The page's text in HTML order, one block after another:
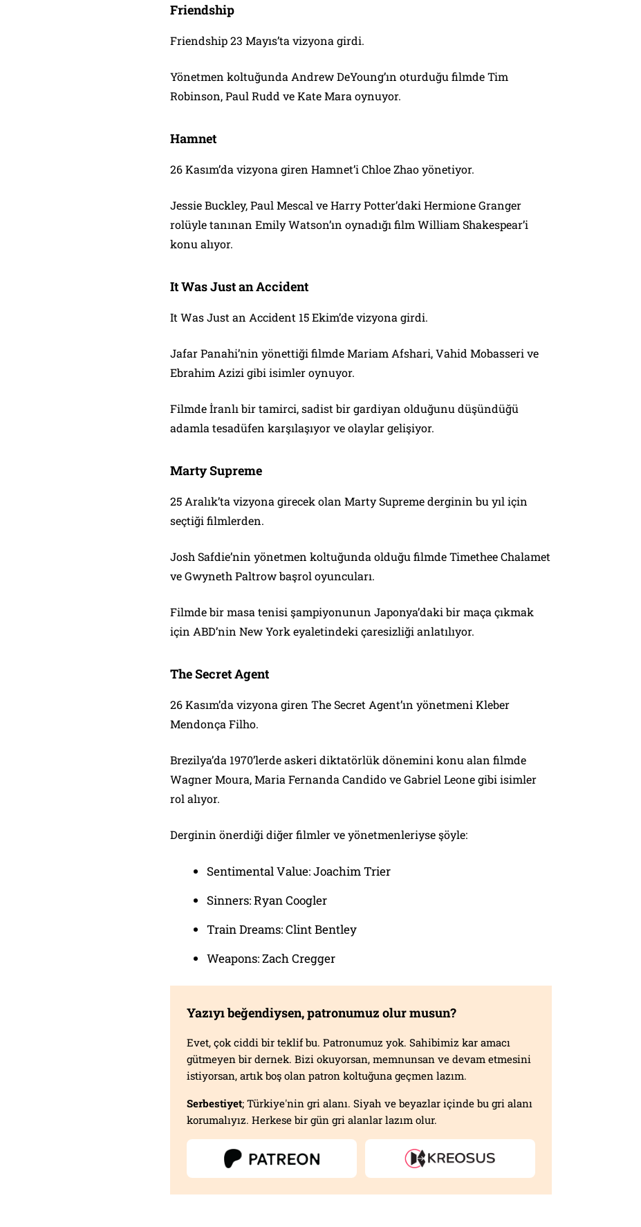
Friendship
Friendship 23 Mayıs’ta vizyona girdi.
Yönetmen koltuğunda Andrew DeYoung’ın oturduğu filmde Tim
Robinson, Paul Rudd ve Kate Mara oynuyor.
Hamnet
26 Kasım’da vizyona giren Hamnet’i Chloe Zhao yönetiyor.
Jessie Buckley, Paul Mescal ve Harry Potter’daki Hermione Granger
rolüyle tanınan Emily Watson’ın oynadığı film William Shakespear’i
konu alıyor.
It Was Just an Accident
It Was Just an Accident 15 Ekim’de vizyona girdi.
Jafar Panahi’nin yönettiği filmde Mariam Afshari, Vahid Mobasseri ve
Ebrahim Azizi gibi isimler oynuyor.
Filmde İranlı bir tamirci, sadist bir gardiyan olduğunu düşündüğü
adamla tesadüfen karşılaşıyor ve olaylar gelişiyor.
Marty Supreme
25 Aralık’ta vizyona girecek olan Marty Supreme derginin bu yıl için
seçtiği filmlerden.
Josh Safdie’nin yönetmen koltuğunda olduğu filmde Timethee Chalamet
ve Gwyneth Paltrow başrol oyuncuları.
Filmde bir masa tenisi şampiyonunun Japonya’daki bir maça çıkmak
için ABD’nin New York eyaletindeki çaresizliği anlatılıyor.
The Secret Agent
26 Kasım’da vizyona giren The Secret Agent’ın yönetmeni Kleber
Mendonça Filho.
Brezilya’da 1970’lerde askeri diktatörlük dönemini konu alan filmde
Wagner Moura, Maria Fernanda Candido ve Gabriel Leone gibi isimler
rol alıyor.
Derginin önerdiği diğer filmler ve yönetmenleriyse şöyle:
Sentimental Value: Joachim Trier
Sinners: Ryan Coogler
Train Dreams: Clint Bentley
Weapons: Zach Cregger
Yazıyı beğendiysen, patronumuz olur musun?
Evet, çok ciddi bir teklif bu. Patronumuz yok. Sahibimiz kar amacı
gütmeyen bir dernek. Bizi okuyorsan, memnunsan ve devam etmesini
istiyorsan, artık boş olan patron koltuğuna geçmen lazım.
Serbestiyet; Türkiye'nin gri alanı. Siyah ve beyazlar içinde bu gri alanı
korumalıyız. Herkese bir gün gri alanlar lazım olur.